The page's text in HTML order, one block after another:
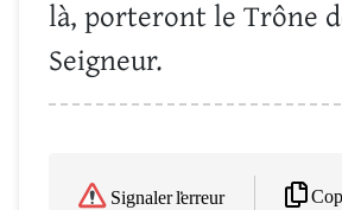
là, porteront le Trône
Seigneur.
Signaler l'erreur